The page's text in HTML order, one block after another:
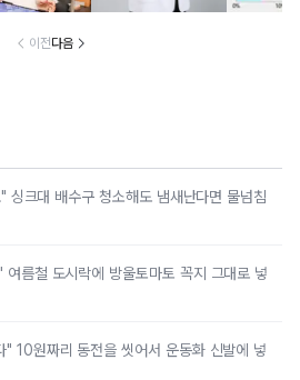
이전다음
싱크대 배수구 청소해도 냄새난다면 물넘침
름철 도시락에 방울토마토 꼭지 그대로 넣
" 10원짜리 동전을 씻어서 운동화 신발에 넣